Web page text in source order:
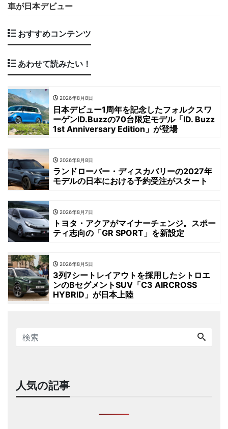
車が日本デビュー
おすすめコンテンツ
あわせて読みたい！
2026年8月8日
日本デビュー1周年を記念したフォルクスワ
ーゲンID.Buzzの70台限定モデル「ID. Buzz
1st Anniversary Edition」が登場
2026年8月8日
ランドローバー・ディスカバリーの2027年
モデルの日本における予約受注がスタート
2026年8月7日
トヨタ・アクアがマイナーチェンジ。スポー
ティ志向の「GR SPORT」を新設定
2026年8月5日
3列7シートレイアウトを採用したシトロエ
ンのBセグメントSUV「C3 AIRCROSS
HYBRID」が日本上陸
人気の記事